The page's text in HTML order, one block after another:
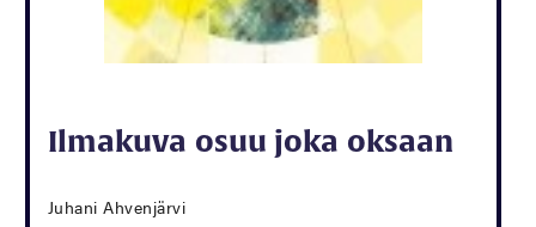
Ilmakuva osuu joka oksaan
Juhani Ahvenjärvi